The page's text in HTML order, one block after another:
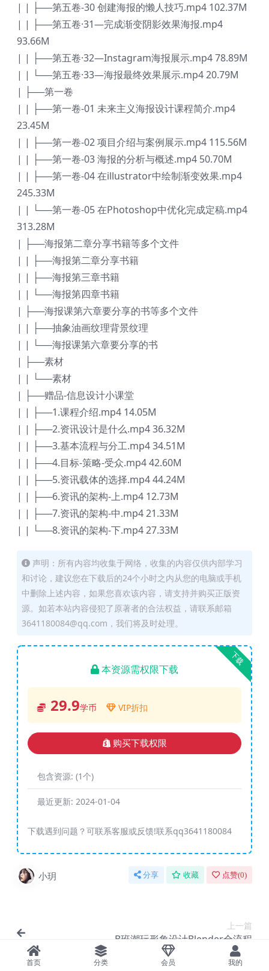
| | ├──第五卷-30 创建海报的懒人技巧.mp4 102.37M
| | ├──第五卷·31—完成渐变阴影效果海报.mp4
93.66M
| | ├──第五卷·32—Instagram海报展示.mp4 78.89M
| | └──第五卷·33—海报最终效果展示.mp4 20.79M
| ├──第一卷
| | ├──第一卷-01 未来主义海报设计课程简介.mp4
23.45M
| | ├──第一卷-02 项目介绍与案例展示.mp4 115.56M
| | ├──第一卷-03 海报的分析与概述.mp4 50.70M
| | ├──第一卷-04 在illustrator中绘制渐变效果.mp4
245.33M
| | └──第一卷-05 在Photoshop中优化完成定稿.mp4
313.28M
| ├──海报第二章分享书籍等多个文件
| | ├──海报第二章分享书籍
| | ├──海报第三章书籍
| | └──海报第四章书籍
| ├──海报课第六章要分享的书等多个文件
| | ├──抽象油画纹理背景纹理
| | └──海报课第六章要分享的书
| ├──素材
| | └──素材
| ├──赠品-信息设计小课堂
| | ├──1.课程介绍.mp4 14.05M
| | ├──2.资讯设计是什么.mp4 36.32M
| | ├──3.基本流程与分工.mp4 34.51M
| | ├──4.目标-策略-受众.mp4 42.60M
| | ├──5.资讯载体的选择.mp4 44.24M
| | ├──6.资讯的架构-上.mp4 12.73M
| | ├──7.资讯的架构-中.mp4 21.33M
| | └──8.资讯的架构-下.mp4 27.33M
声明：所有内容均收集于网络，收集的内容仅供内部学习
和讨论，建议您在下载后的24个小时之内从您的电脑或手机
中删除上述内容，如果您喜欢该内容，请支持并购买正版资
源。如若本站内容侵犯了原著者的合法权益，请联系邮箱
3641180084@qq.com，我们将及时处理。
下载
本资源需权限下载
29.9学币 VIP折扣
购买下载权限
包含资源: (1个)
最近更新: 2024-01-04
下载遇到问题？可联系客服或反馈!联系qq3641180084
小玥 分享 收藏 点赞(0)
上一篇
B班潮玩形象设计Blender全流程
首页 分类 会员 我的